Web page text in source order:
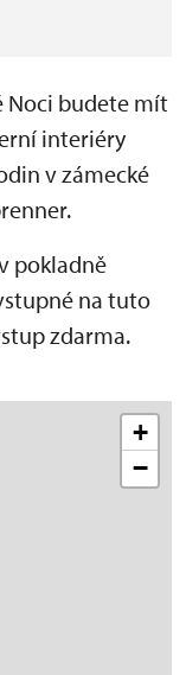
Noci budete mít
interiéry
v zámecké
pokladně
na tuto
zdarma.
+
−